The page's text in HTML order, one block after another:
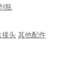
瓶
接头 其他配件